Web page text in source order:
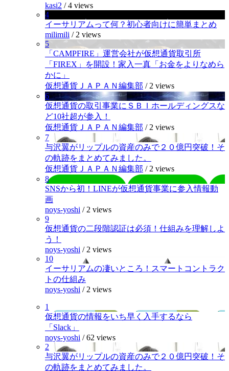
kasi2 /4 views
4
イーサリアムって何？初心者向けに簡単まとめ
milimili / 2 views
5
「CAMPFIRE」運営会社が仮想通貨取引所
「FIREX」を開設！家入一真「お金をよりなめら
かに」
仮想通貨ＪＡＰＡＮ編集部 / 2 views
6
仮想通貨の取引事業にＳＢＩホールディングスな
ど10社超が参入！
仮想通貨ＪＡＰＡＮ編集部 / 2 views
7
与沢翼がリップルの資産のみで２０億円突破！そ
の軌跡をまとめてみました。
仮想通貨ＪＡＰＡＮ編集部 / 2 views
8
SNSから初！LINEが仮想通貨事業に参入情報動
画
noys-yoshi / 2 views
9
仮想通貨の二段階認証は必須！仕組みを理解しよ
う！
noys-yoshi / 2 views
10
イーサリアムの凄いところ！スマートコントラク
トの仕組み
noys-yoshi / 2 views
1
仮想通貨の情報をいち早く入手するなら
「Slack」
noys-yoshi /62 views
2
与沢翼がリップルの資産のみで２０億円突破！そ
の軌跡をまとめてみました。